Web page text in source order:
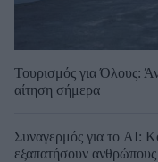
Τουρισμός για Όλους:
αίτηση σήμερα
Συναγερμός για το AI:
εξαπατήσουν ανθρώπους